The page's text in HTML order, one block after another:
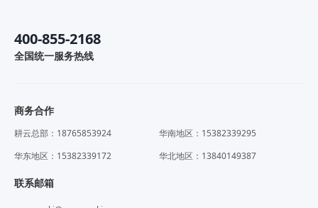
400-855-2168
全国统一服务热线
商务合作
耕云总部：18765853924
华南地区：15382339295
华东地区：15382339172
华北地区：13840149387
联系邮箱